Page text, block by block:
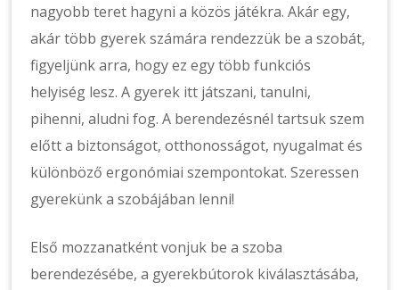
nagyobb teret hagyni a közös játékra. Akár egy,
akár több gyerek számára rendezzük be a szobát,
figyeljünk arra, hogy ez egy több funkciós
helyiség lesz. A gyerek itt játszani, tanulni,
pihenni, aludni fog. A berendezésnél tartsuk szem
előtt a biztonságot, otthonosságot, nyugalmat és
különböző ergonómiai szempontokat. Szeressen
gyerekünk a szobájában lenni!
Első mozzanatként vonjuk be a szoba
berendezésébe, a gyerekbútorok kiválasztásába,